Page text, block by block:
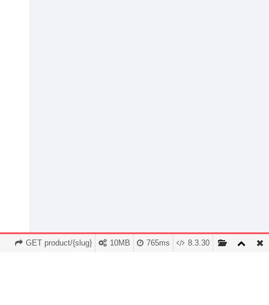
8.3.30
765ms
10MB
GET product/{slug}